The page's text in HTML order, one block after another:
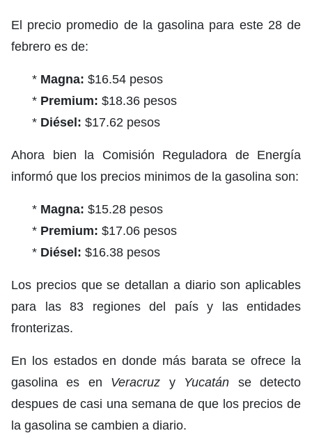
El precio promedio de la gasolina para este 28 de
febrero es de:
* Magna: $16.54 pesos
* Premium: $18.36 pesos
* Diésel: $17.62 pesos
Ahora bien la Comisión Reguladora de Energía
informó que los precios minimos de la gasolina son:
* Magna: $15.28 pesos
* Premium: $17.06 pesos
* Diésel: $16.38 pesos
Los precios que se detallan a diario son aplicables
para las 83 regiones del país y las entidades
fronterizas.
En los estados en donde más barata se ofrece la
gasolina es en Veracruz y Yucatán se detecto
despues de casi una semana de que los precios de
la gasolina se cambien a diario.